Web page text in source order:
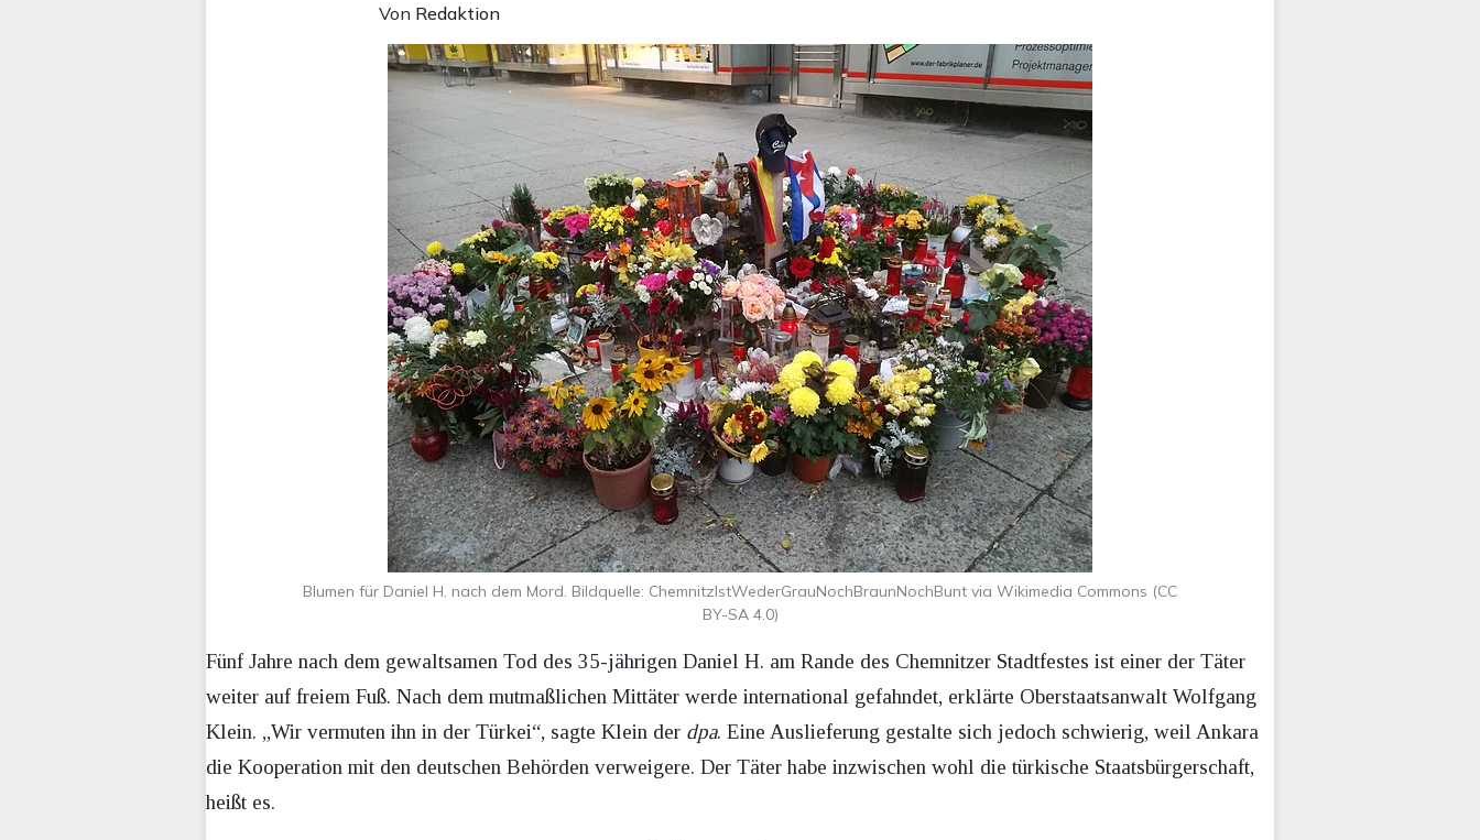
Von Redaktion
Blumen für Daniel H. nach dem Mord. Bildquelle: ChemnitzIstWederGrauNochBraunNochBunt via Wikimedia Commons (CC
BY-SA 4.0)
Fünf Jahre nach dem gewaltsamen Tod des 35-jährigen Daniel H. am Rande des Chemnitzer Stadtfestes ist einer der Täter
weiter auf freiem Fuß. Nach dem mutmaßlichen Mittäter werde international gefahndet, erklärte Oberstaatsanwalt Wolfgang
Klein. „Wir vermuten ihn in der Türkei“, sagte Klein der dpa. Eine Auslieferung gestalte sich jedoch schwierig, weil Ankara
die Kooperation mit den deutschen Behörden verweigere. Der Täter habe inzwischen wohl die türkische Staatsbürgerschaft,
heißt es.